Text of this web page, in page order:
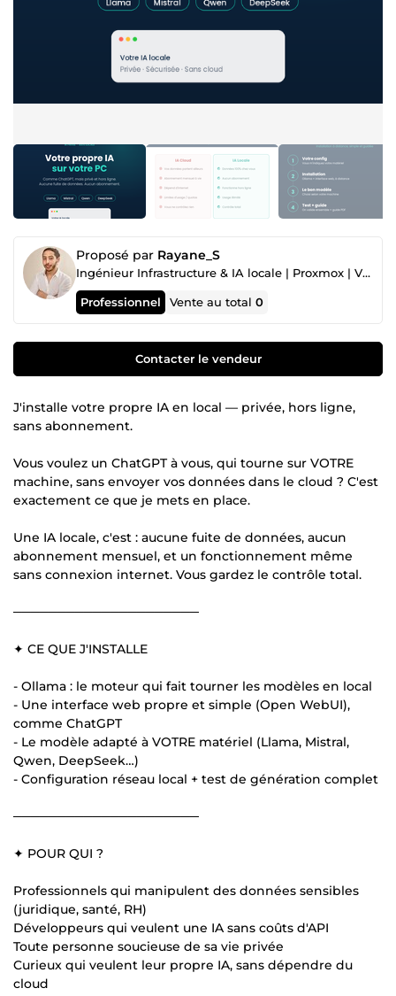
Proposé par Rayane_S
Ingénieur Infrastructure & IA locale | Proxmox | Virtualisation | LLM
Professionnel Vente au total0
Contacter le vendeur
J'installe votre propre IA en local — privée, hors ligne,
sans abonnement.
Vous voulez un ChatGPT à vous, qui tourne sur VOTRE
machine, sans envoyer vos données dans le cloud ? C'est
exactement ce que je mets en place.
Une IA locale, c'est : aucune fuite de données, aucun
abonnement mensuel, et un fonctionnement même
sans connexion internet. Vous gardez le contrôle total.
─────────────────────
✦ CE QUE J'INSTALLE
- Ollama : le moteur qui fait tourner les modèles en local
- Une interface web propre et simple (Open WebUI),
comme ChatGPT
- Le modèle adapté à VOTRE matériel (Llama, Mistral,
Qwen, DeepSeek…)
- Configuration réseau local + test de génération complet
─────────────────────
✦ POUR QUI ?
Professionnels qui manipulent des données sensibles
(juridique, santé, RH)
Développeurs qui veulent une IA sans coûts d'API
Toute personne soucieuse de sa vie privée
Curieux qui veulent leur propre IA, sans dépendre du
cloud